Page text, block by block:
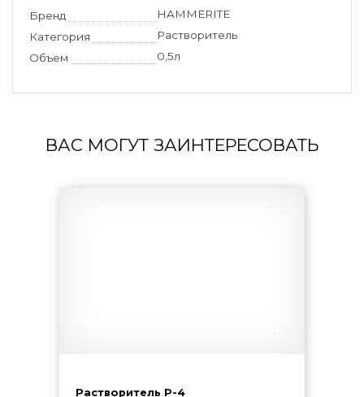
Бренд
HAMMERITE
Категория
Растворитель
Объем
0,5л
ВАС МОГУТ ЗАИНТЕРЕСОВАТЬ
Растворитель Р-4